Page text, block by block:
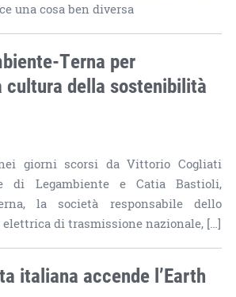
una cosa ben diversa
Terna per
cultura della sostenibilità
giorni scorsi da Vittorio Cogliati
di Legambiente e Catia Bastioli,
la società responsabile dello
di trasmissione nazionale, […]
italiana accende l’Earth